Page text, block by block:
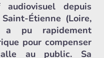
audiovisuel depuis
Étienne (Loire,
a pu rapidement
pour compenser
au public. Sa